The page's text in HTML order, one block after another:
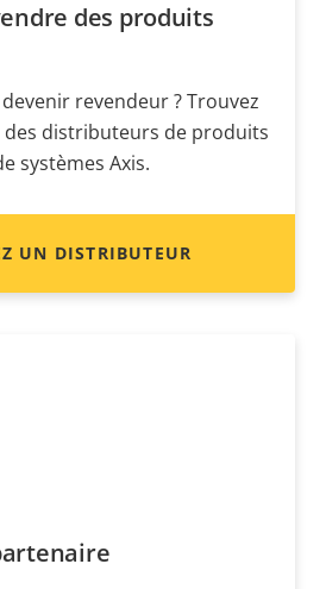
des produits
revendeur ? Trouvez
des distributeurs de produits
systèmes Axis.
UN DISTRIBUTEUR